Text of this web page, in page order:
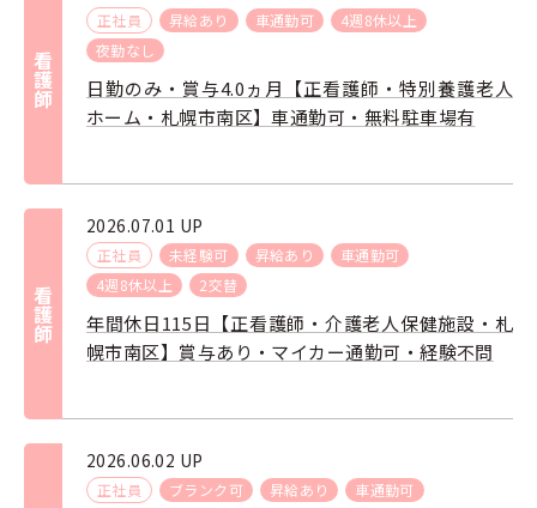
看護師
正社員 昇給あり 車通勤可
4週8休以上
夜勤なし
日勤のみ・賞与4.0ヵ月【正看護師・特別養護老人
ホーム・札幌市南区】車通勤可・無料駐車場有
看護師
2026.07.01 UP
正社員 未経験可 昇給あり
車通勤可
4週8休以上
2交替
年間休日115日【正看護師・介護老人保健施設・札
幌市南区】賞与あり・マイカー通勤可・経験不問
2026.06.02 UP
正社員 ブランク可 昇給あり
車通勤可